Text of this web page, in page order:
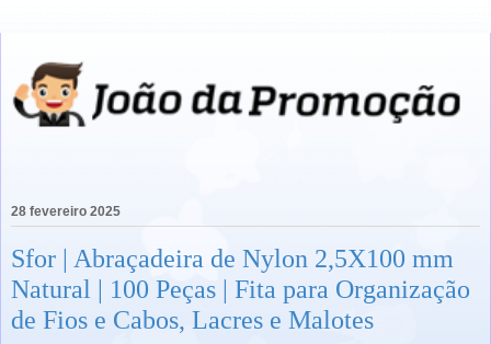
28 fevereiro 2025
Sfor | Abraçadeira de Nylon 2,5X100 mm
Natural | 100 Peças | Fita para Organização
de Fios e Cabos, Lacres e Malotes